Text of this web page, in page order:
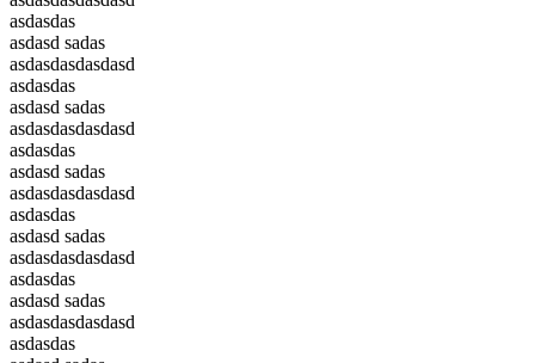
asdasdas
asdasd sadas
asdasdasdasdasd
asdasdas
asdasd sadas
asdasdasdasdasd
asdasdas
asdasd sadas
asdasdasdasdasd
asdasdas
asdasd sadas
asdasdasdasdasd
asdasdas
asdasd sadas
asdasdasdasdasd
asdasdas